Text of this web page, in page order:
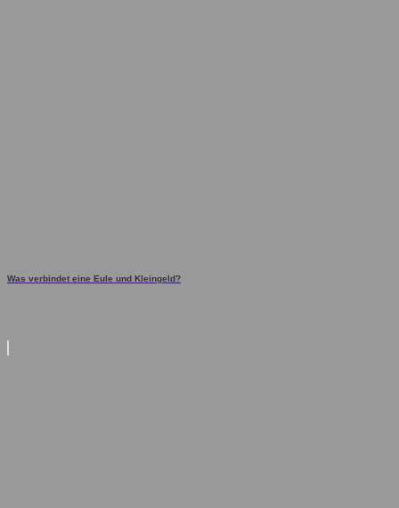
Was verbindet eine Eule und Kleingeld?